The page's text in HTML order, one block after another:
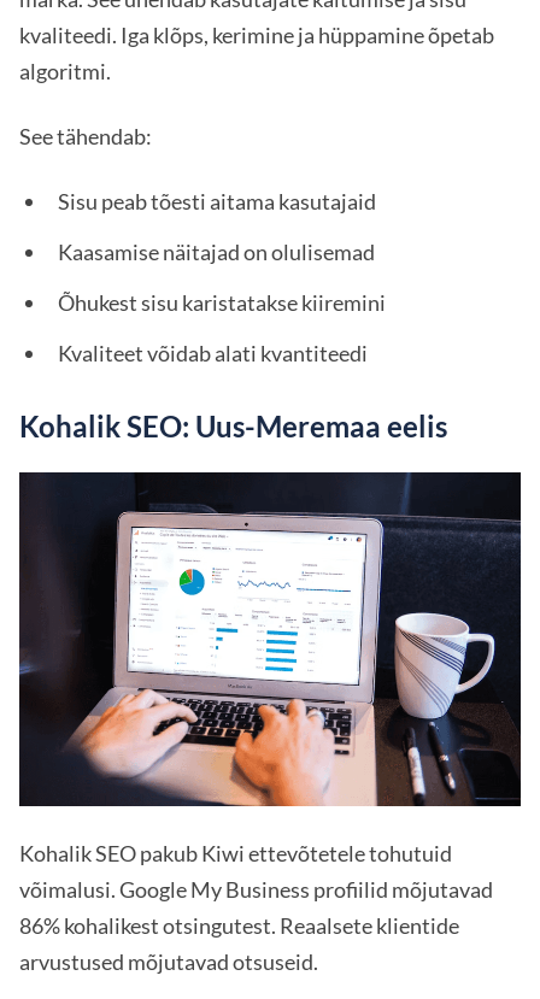
kvaliteedi. Iga klõps, kerimine ja hüppamine õpetab
algoritmi.
See tähendab:
Sisu peab tõesti aitama kasutajaid
Kaasamise näitajad on olulisemad
Õhukest sisu karistatakse kiiremini
Kvaliteet võidab alati kvantiteedi
Kohalik SEO: Uus-Meremaa eelis
Kohalik SEO pakub Kiwi ettevõtetele tohutuid
võimalusi. Google My Business profiilid mõjutavad
86% kohalikest otsingutest. Reaalsete klientide
arvustused mõjutavad otsuseid.